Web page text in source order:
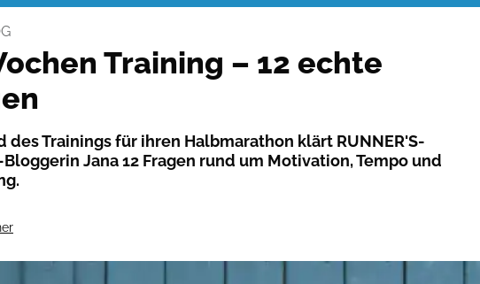
Training – 12 echte
des Trainings für ihren Halbmarathon klärt RUNNER'S-
Bloggerin Jana 12 Fragen rund um Motivation, Tempo und